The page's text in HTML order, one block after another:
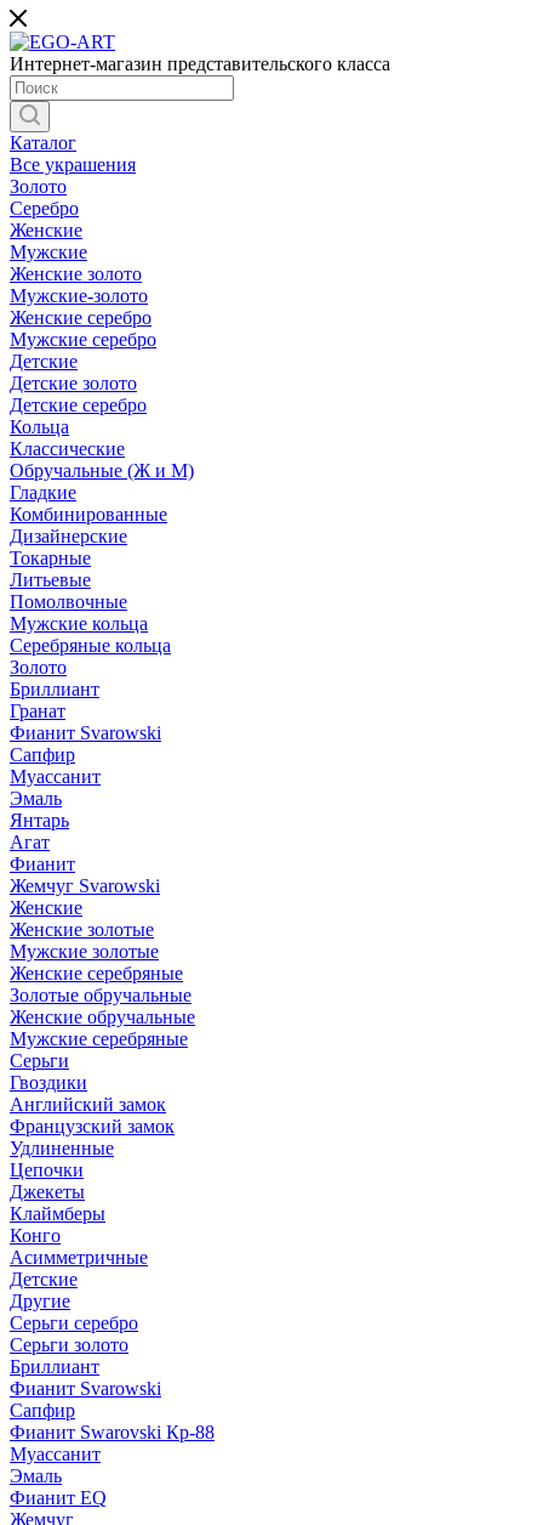
Интернет-магазин представительского класса
Каталог
Все украшения
Золото
Серебро
Женские
Мужские
Женские золото
Мужские-золото
Женские серебро
Мужские серебро
Детские
Детские золото
Детские серебро
Кольца
Классические
Обручальные (Ж и М)
Гладкие
Комбинированные
Дизайнерские
Токарные
Литьевые
Помолвочные
Мужские кольца
Серебряные кольца
Золото
Бриллиант
Гранат
Фианит Svarowski
Сапфир
Муассанит
Эмаль
Янтарь
Агат
Фианит
Жемчуг Svarowski
Женские
Женские золотые
Мужские золотые
Женские серебряные
Золотые обручальные
Женские обручальные
Мужские серебряные
Серьги
Гвоздики
Английский замок
Французский замок
Удлиненные
Цепочки
Джекеты
Клаймберы
Конго
Асимметричные
Детские
Другие
Серьги серебро
Серьги золото
Бриллиант
Фианит Svarowski
Сапфир
Фианит Swarovski Кр-88
Муассанит
Эмаль
Фианит EQ
Жемчуг